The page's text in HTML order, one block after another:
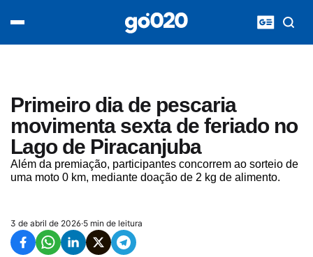
Primeiro dia de pescaria
movimenta sexta de feriado no
Lago de Piracanjuba
Além da premiação, participantes concorrem ao sorteio de
uma moto 0 km, mediante doação de 2 kg de alimento.
3 de abril de 2026·5 min de leitura
acontece agora
entretenimento
vídeos
pod020